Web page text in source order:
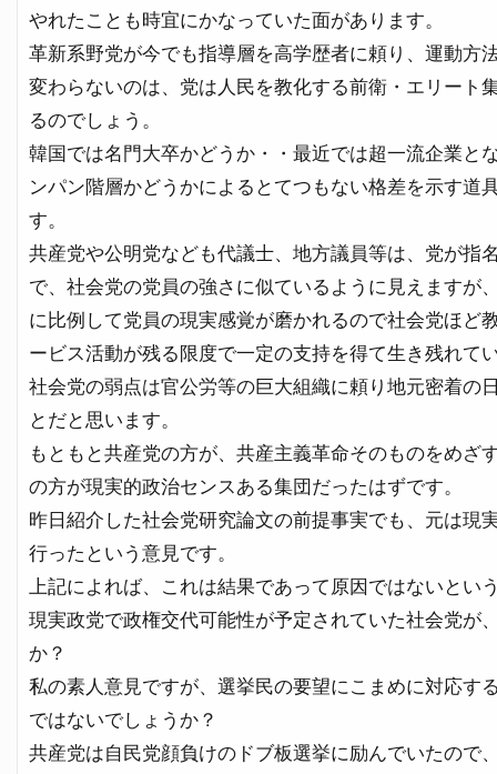
やれたことも時宜にかなっていた面があります。
革新系野党が今でも指導層を高学歴者に頼り、運動方
変わらないのは、党は人民を教化する前衛・エリート
るのでしょう。
韓国では名門大卒かどうか・・最近では超一流企業と
ンパン階層かどうかによるとてつもない格差を示す道
す。
共産党や公明党なども代議士、地方議員等は、党が指
で、社会党の党員の強さに似ているように見えますが
に比例して党員の現実感覚が磨かれるので社会党ほど
ービス活動が残る限度で一定の支持を得て生き残れて
社会党の弱点は官公労等の巨大組織に頼り地元密着の
とだと思います。
もともと共産党の方が、共産主義革命そのものをめざ
の方が現実的政治センスある集団だったはずです。
昨日紹介した社会党研究論文の前提事実でも、元は現
行ったという意見です。
上記によれば、これは結果であって原因ではないとい
現実政党で政権交代可能性が予定されていた社会党が
か？
私の素人意見ですが、選挙民の要望にこまめに対応す
ではないでしょうか？
共産党は自民党顔負けのドブ板選挙に励んでいたので